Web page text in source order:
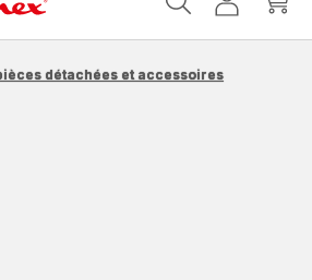
MonMon
détachées et accessoires